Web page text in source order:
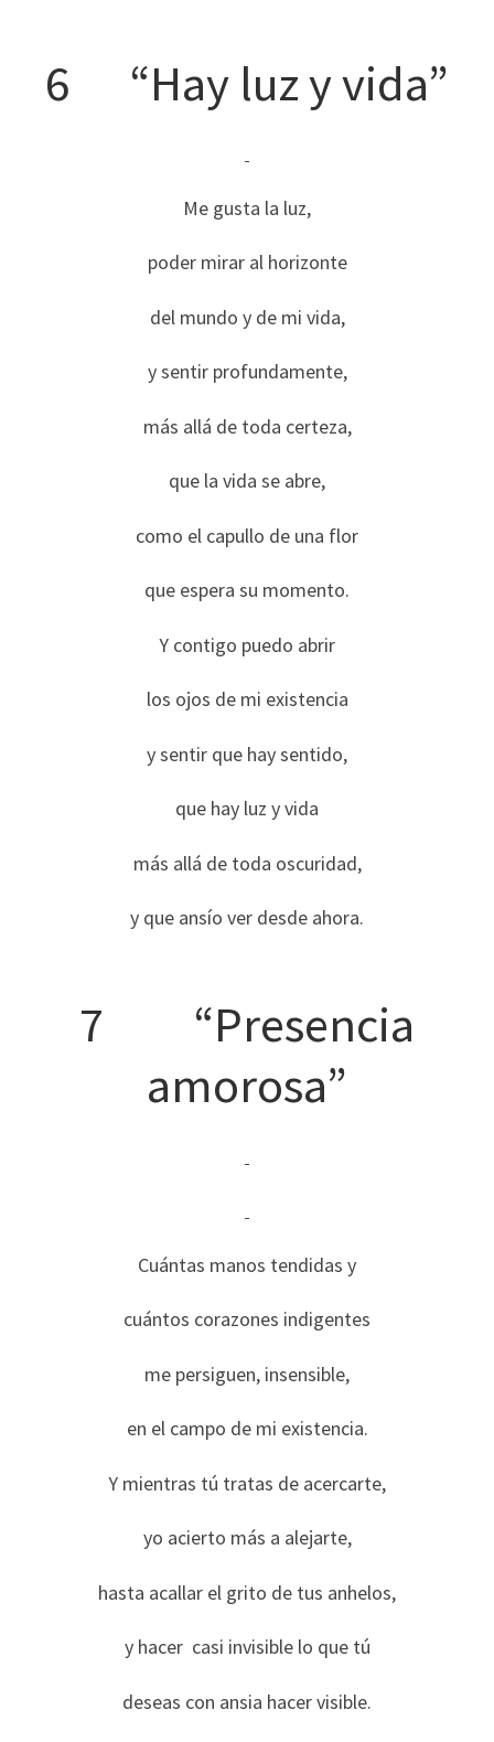
6 “Hay luz y vida”
Me gusta la luz,
poder mirar al horizonte
del mundo y de mi vida,
y sentir profundamente,
más allá de toda certeza,
que la vida se abre,
como el capullo de una flor
que espera su momento.
Y contigo puedo abrir
los ojos de mi existencia
y sentir que hay sentido,
que hay luz y vida
más allá de toda oscuridad,
y que ansío ver desde ahora.
7 “Presencia
amorosa”
Cuántas manos tendidas y
cuántos corazones indigentes
me persiguen, insensible,
en el campo de mi existencia.
Y mientras tú tratas de acercarte,
yo acierto más a alejarte,
hasta acallar el grito de tus anhelos,
y hacer casi invisible lo que tú
deseas con ansia hacer visible.